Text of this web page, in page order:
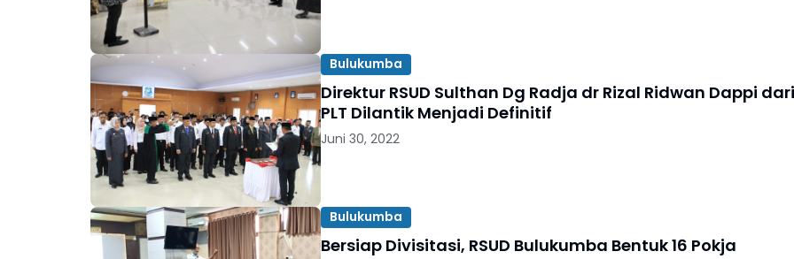
Bulukumba
Direktur RSUD Sulthan Dg Radja dr Rizal Ridwan Dappi dari
PLT Dilantik Menjadi Definitif
Juni 30, 2022
Bulukumba
Bersiap Divisitasi, RSUD Bulukumba Bentuk 16 Pokja